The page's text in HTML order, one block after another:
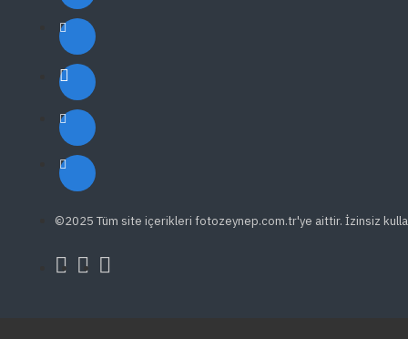
©2025 Tüm site içerikleri fotozeynep.com.tr'ye aittir. İzinsiz